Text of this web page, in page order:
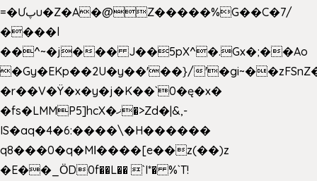
=�Ưپu�Z�A�@Z�����%G��C�7/
����l
��^~�j��� J��5pX^�.Gx�;��Ao
�Gy�EKp��2U�y��'��}/
�r��V�Ÿ�x�y�j�K��`0�ę�x�
�fs�LMMP5]hcX�ޚ�>Zd�|&,-
IS�aq�4�6:����\�H������
q8���0�q�Mߊ����[e��z(��)z
�E��_ӦD0f��L�� `I*� %`T!